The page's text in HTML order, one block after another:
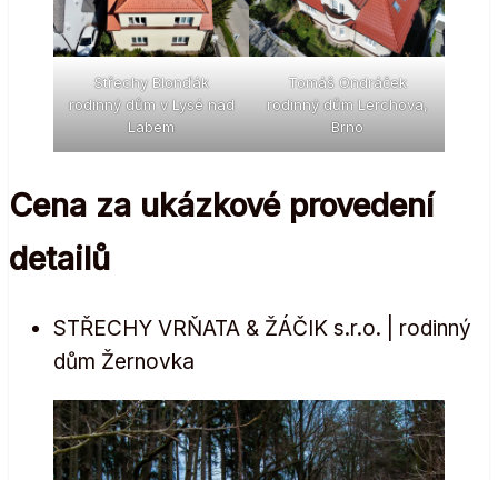
Střechy Blonďák
rodinný dům v Lysé nad
Labem
Tomáš Ondráček
rodinný dům Lerchova,
Brno
Cena za ukázkové provedení
detailů
STŘECHY VRŇATA & ŽÁČIK s.r.o. | rodinný
dům Žernovka